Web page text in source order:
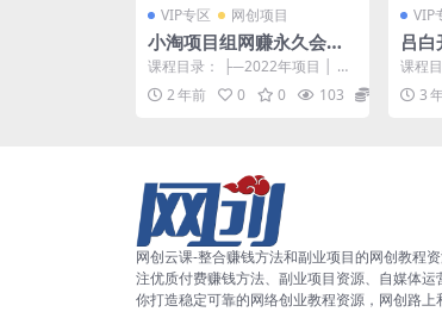
VIP专区 网创项目
小淘项目组网赚永久会员
(更新10月)
课程目录： ├─2022年项目 │ │
21年原创网赚项目.txt │ │ │ ...
2 年前 0 0 103
VIP
吕白
速变
频底
课程
导读
理论：
3
网创云课-整合赚钱方法和副业项目的网创教程
注优质付费赚钱方法、副业项目资源、自媒体运
你打造稳定可靠的网络创业教程资源，网创路上